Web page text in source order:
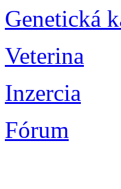
Genetická
Veterina
Inzercia
Fórum